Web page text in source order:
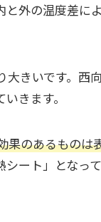
外の温度差に
きいです。西
きます。
果のあるものは
シート」となっ